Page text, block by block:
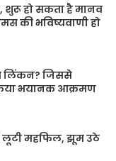
शुरू हो सकता है मानव
की भविष्यवाणी हो
लिंकन? जिससे
भयानक आक्रमण
महफिल, झूम उठे